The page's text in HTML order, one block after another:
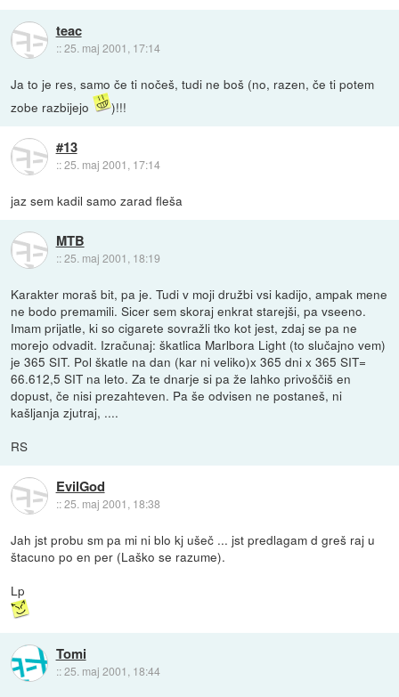
teac
::25. maj 2001, 17:14
Ja to je res, samo če ti nočeš, tudi ne boš (no, razen, če ti potem
zobe razbijejo
)!!!
#13
::25. maj 2001, 17:14
jaz sem kadil samo zarad fleša
MTB
::25. maj 2001, 18:19
Karakter moraš bit, pa je. Tudi v moji družbi vsi kadijo, ampak mene
ne bodo premamili. Sicer sem skoraj enkrat starejši, pa vseeno.
Imam prijatle, ki so cigarete sovražli tko kot jest, zdaj se pa ne
morejo odvadit. Izračunaj: škatlica Marlbora Light (to slučajno vem)
je 365 SIT. Pol škatle na dan (kar ni veliko)x 365 dni x 365 SIT=
66.612,5 SIT na leto. Za te dnarje si pa že lahko privoščiš en
dopust, če nisi prezahteven. Pa še odvisen ne postaneš, ni
kašljanja zjutraj, ....
RS
EvilGod
::25. maj 2001, 18:38
Jah jst probu sm pa mi ni blo kj ušeč ... jst predlagam d greš raj u
štacuno po en per (Laško se razume).
Lp
Tomi
::25. maj 2001, 18:44